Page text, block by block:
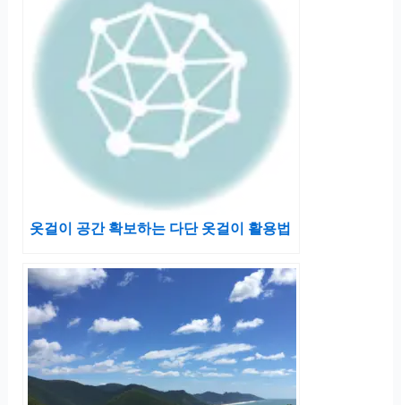
옷걸이 공간 확보하는 다단 옷걸이 활용법